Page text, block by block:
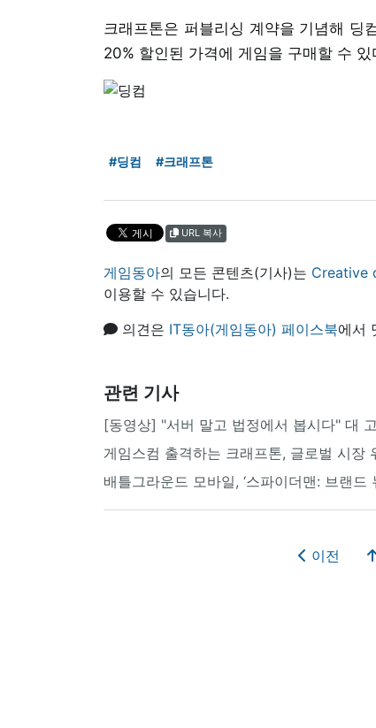
크래프톤은 퍼블리싱 계약을 기념해 딩
20% 할인된 가격에 게임을 구매할 수 있
#딩컴 #크래프톤
URL 복사
게임동아의 모든 콘텐츠(기사)는 Creative
이용할 수 있습니다.
의견은 IT동아(게임동아) 페이스북에서
관련 기사
[동영상] "서버 말고 법정에서 봅시다" 대
게임스컴 출격하는 크래프톤, 글로벌 시장
배틀그라운드 모바일, ‘스파이더맨: 브랜드
이전